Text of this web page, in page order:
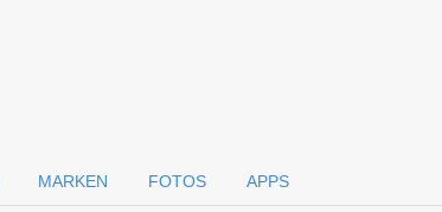
MARKEN FOTOS APPS